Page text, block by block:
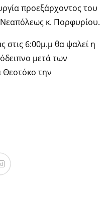
προεξάρχοντος του
κ. Πορφυρίου.
στις 6:00μ.μ θα ψαλεί η
μετά των
Θεοτόκο την